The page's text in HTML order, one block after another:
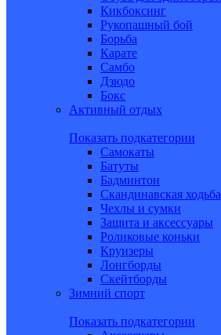
Кикбоксинг
Рукопашный бой
Борьба
Карате
Самбо
Дзюдо
Бокс
Активный отдых
Показать подкатегории
Самокаты
Батуты
Бадминтон
Скандинавская ходьба
Чехлы и сумки
Защита и аксессуары
Роликовые коньки
Круизеры
Лонгборды
Скейтборды
Зимний спорт
Показать подкатегории